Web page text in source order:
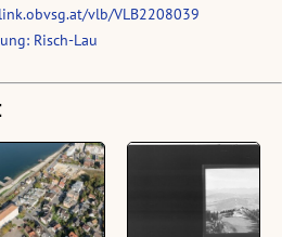
vlb/VLB2208039
Risch-Lau